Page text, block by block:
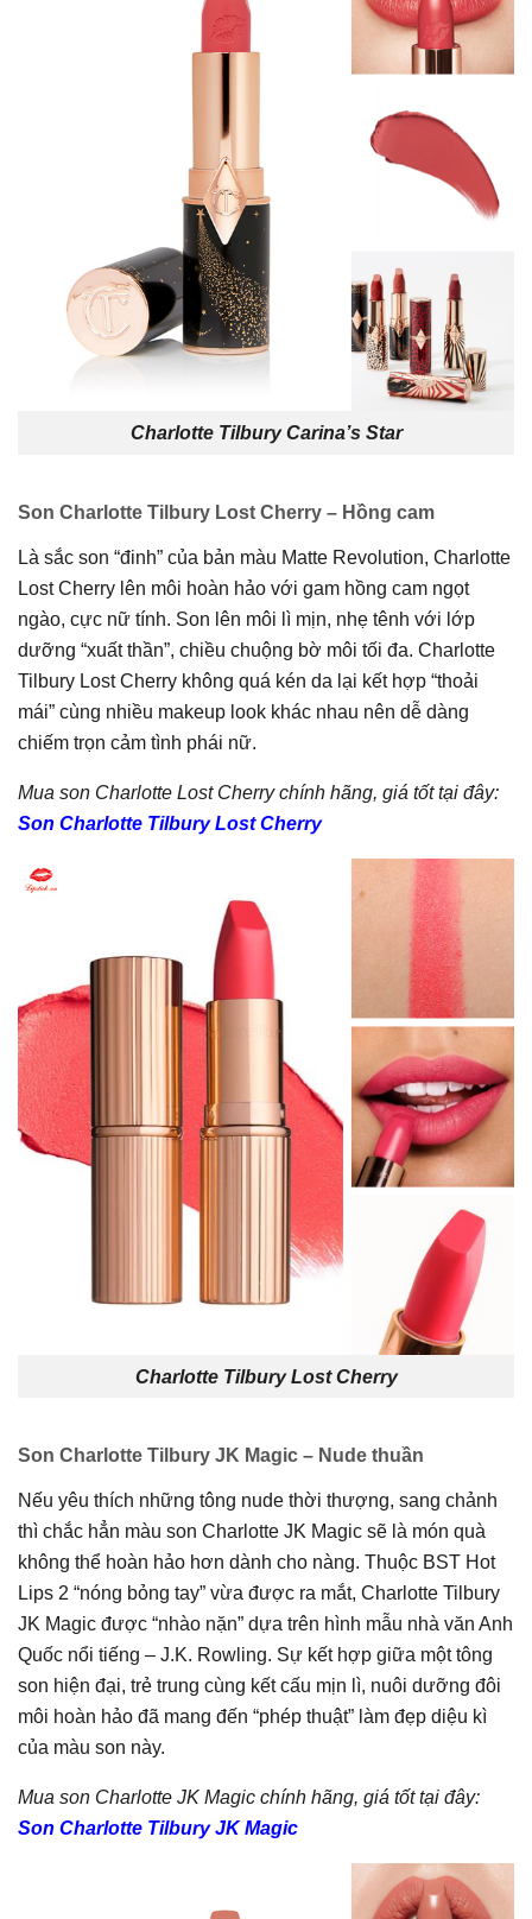
Charlotte Tilbury Carina’s Star
Son Charlotte Tilbury Lost Cherry – Hồng cam
Là sắc son “đinh” của bản màu Matte Revolution, Charlotte
Lost Cherry lên môi hoàn hảo với gam hồng cam ngọt
ngào, cực nữ tính. Son lên môi lì mịn, nhẹ tênh với lớp
dưỡng “xuất thần”, chiều chuộng bờ môi tối đa. Charlotte
Tilbury Lost Cherry không quá kén da lại kết hợp “thoải
mái” cùng nhiều makeup look khác nhau nên dễ dàng
chiếm trọn cảm tình phái nữ.
Mua son Charlotte Lost Cherry chính hãng, giá tốt tại đây:
Son Charlotte Tilbury Lost Cherry
Charlotte Tilbury Lost Cherry
Son Charlotte Tilbury JK Magic – Nude thuần
Nếu yêu thích những tông nude thời thượng, sang chảnh
thì chắc hẳn màu son Charlotte JK Magic sẽ là món quà
không thể hoàn hảo hơn dành cho nàng. Thuộc BST Hot
Lips 2 “nóng bỏng tay” vừa được ra mắt, Charlotte Tilbury
JK Magic được “nhào nặn” dựa trên hình mẫu nhà văn Anh
Quốc nổi tiếng – J.K. Rowling. Sự kết hợp giữa một tông
son hiện đại, trẻ trung cùng kết cấu mịn lì, nuôi dưỡng đôi
môi hoàn hảo đã mang đến “phép thuật” làm đẹp diệu kì
của màu son này.
Mua son Charlotte JK Magic chính hãng, giá tốt tại đây:
Son Charlotte Tilbury JK Magic